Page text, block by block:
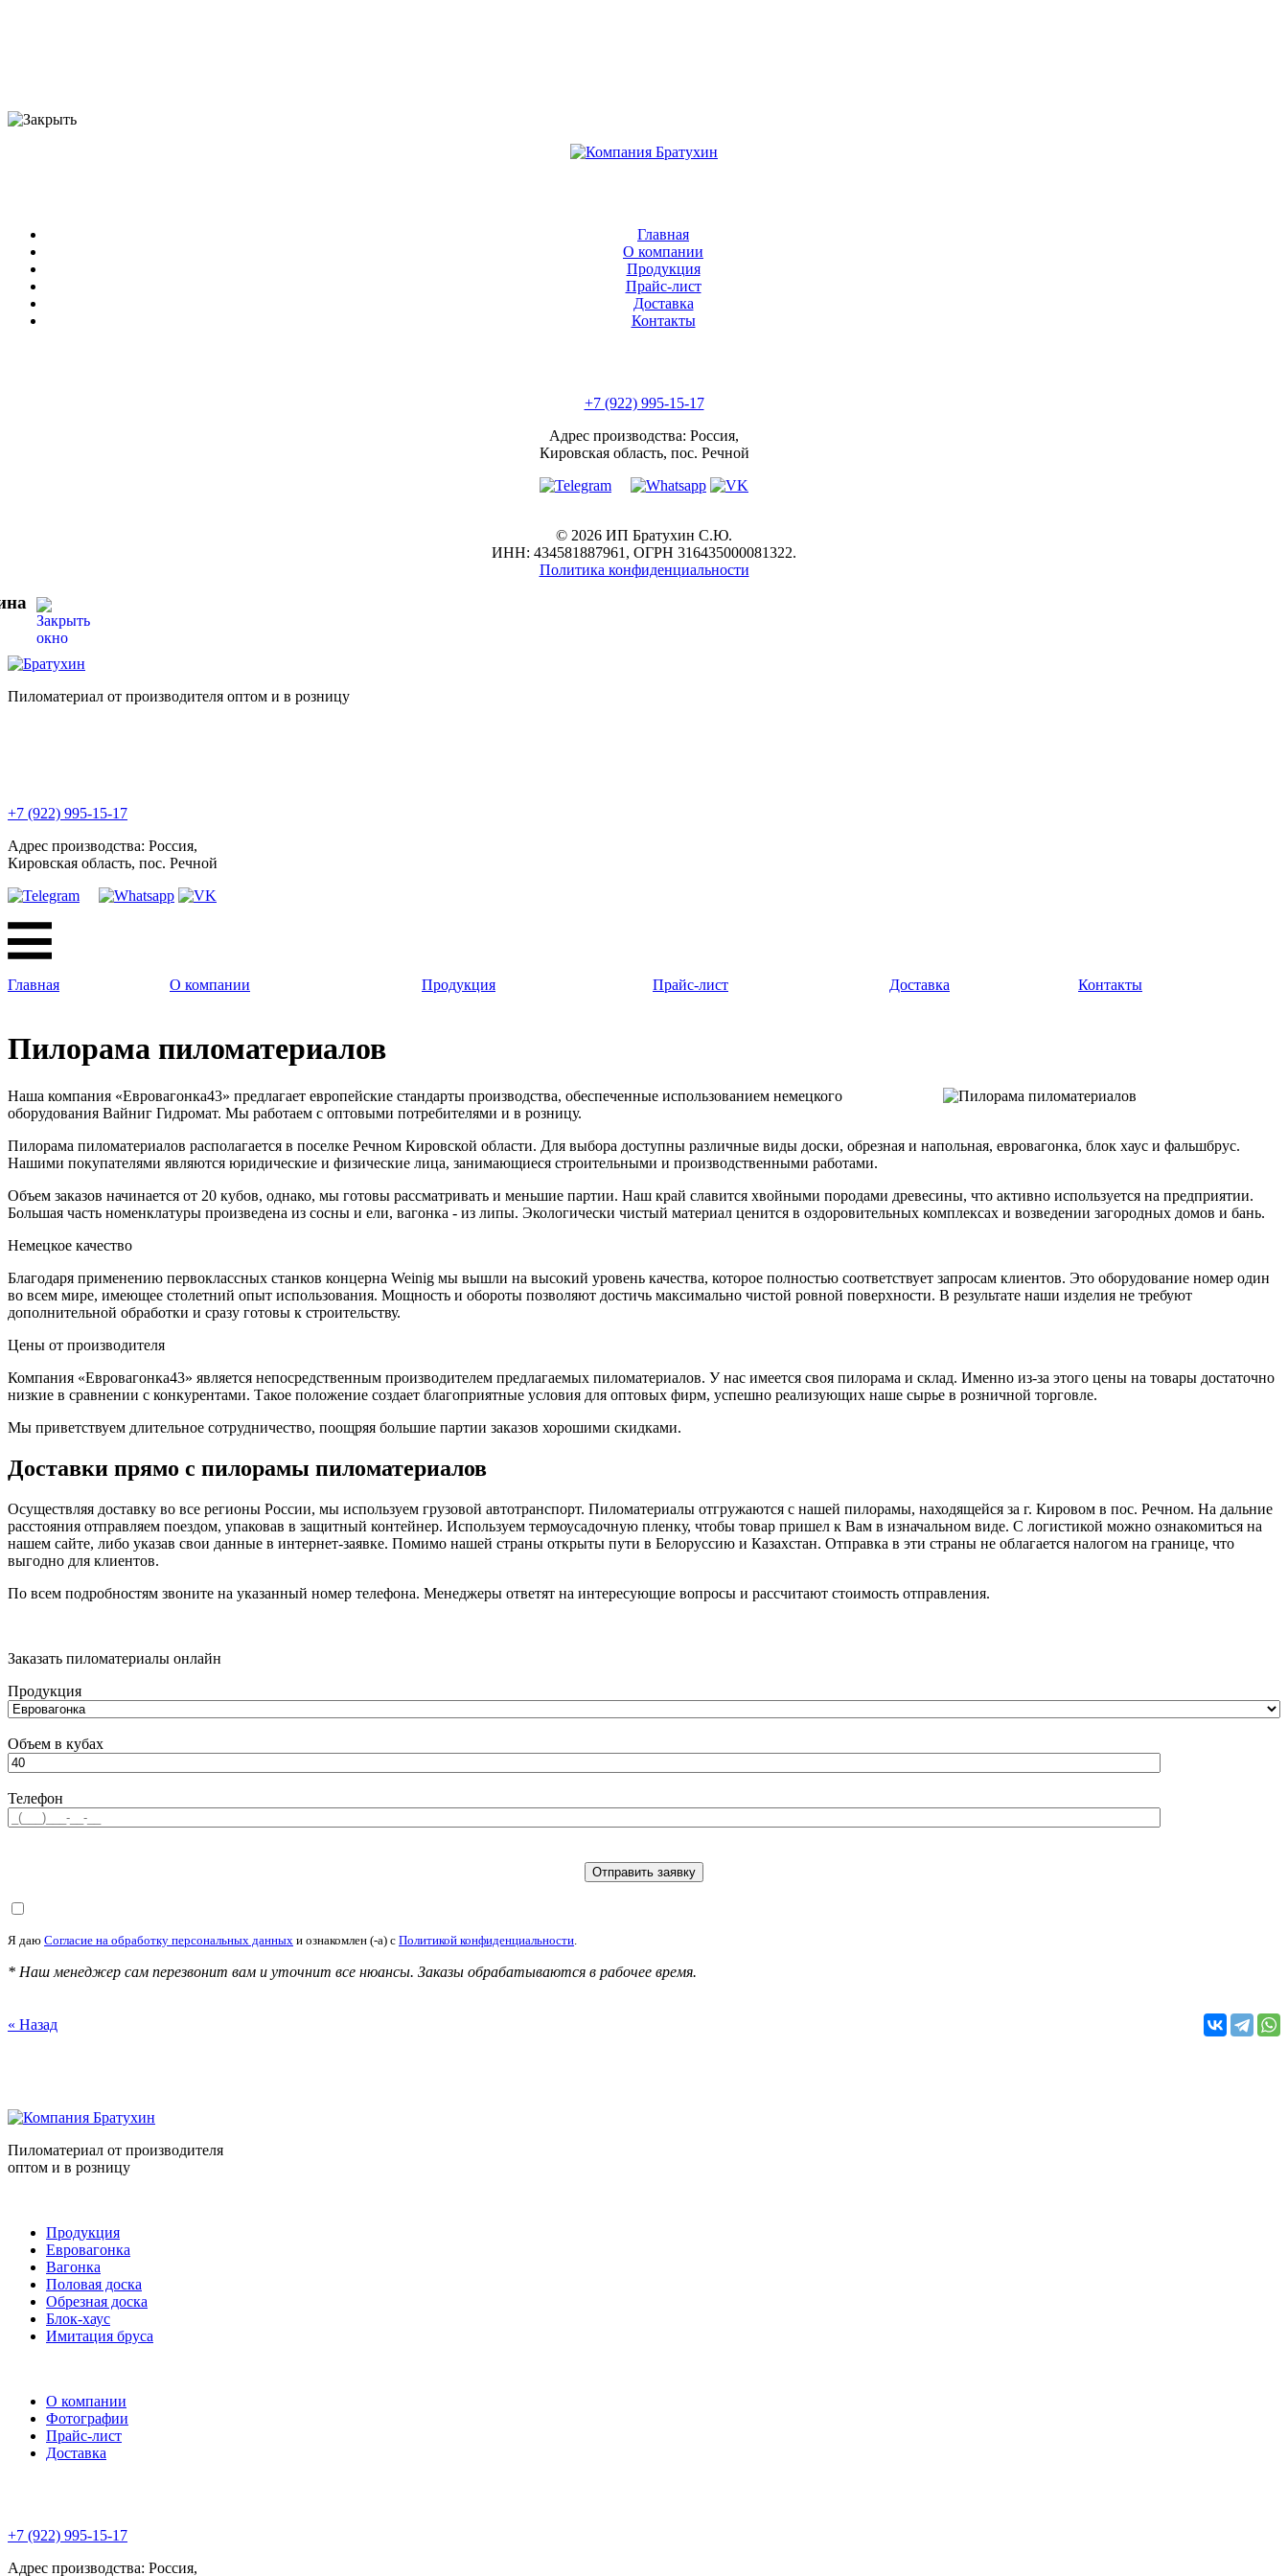
Главная
О компании
Продукция
Прайс-лист
Доставка
Контакты
+7 (922) 995-15-17
Адрес производства: Россия,
Кировская область, пос. Речной
© 2026 ИП Братухин С.Ю.
ИНН: 434581887961, ОГРН 316435000081322.
Политика конфиденциальности
Пиломатериал от производителя оптом и в розницу
+7 (922) 995-15-17
Адрес производства: Россия,
Кировская область, пос. Речной
Главная О компании Продукция Прайс-лист Доставка Контакты
Пилорама пиломатериалов
Наша компания «Евровагонка43» предлагает европейские стандарты производства, обеспеченные использованием немецкого
оборудования Вайниг Гидромат. Мы работаем с оптовыми потребителями и в розницу.
Пилорама пиломатериалов располагается в поселке Речном Кировской области. Для выбора доступны различные виды доски, обрезная и напольная, евровагонка, блок хаус и фальшбрус.
Нашими покупателями являются юридические и физические лица, занимающиеся строительными и производственными работами.
Объем заказов начинается от 20 кубов, однако, мы готовы рассматривать и меньшие партии. Наш край славится хвойными породами древесины, что активно используется на предприятии.
Большая часть номенклатуры произведена из сосны и ели, вагонка - из липы. Экологически чистый материал ценится в оздоровительных комплексах и возведении загородных домов и бань.
Немецкое качество
Благодаря применению первоклассных станков концерна Weinig мы вышли на высокий уровень качества, которое полностью соответствует запросам клиентов. Это оборудование номер один
во всем мире, имеющее столетний опыт использования. Мощность и обороты позволяют достичь максимально чистой ровной поверхности. В результате наши изделия не требуют
дополнительной обработки и сразу готовы к строительству.
Цены от производителя
Компания «Евровагонка43» является непосредственным производителем предлагаемых пиломатериалов. У нас имеется своя пилорама и склад. Именно из-за этого цены на товары достаточно
низкие в сравнении с конкурентами. Такое положение создает благоприятные условия для оптовых фирм, успешно реализующих наше сырье в розничной торговле.
Мы приветствуем длительное сотрудничество, поощряя большие партии заказов хорошими скидками.
Доставки прямо с пилорамы пиломатериалов
Осуществляя доставку во все регионы России, мы используем грузовой автотранспорт. Пиломатериалы отгружаются с нашей пилорамы, находящейся за г. Кировом в пос. Речном. На дальние
расстояния отправляем поездом, упаковав в защитный контейнер. Используем термоусадочную пленку, чтобы товар пришел к Вам в изначальном виде. С логистикой можно ознакомиться на
нашем сайте, либо указав свои данные в интернет-заявке. Помимо нашей страны открыты пути в Белоруссию и Казахстан. Отправка в эти страны не облагается налогом на границе, что
выгодно для клиентов.
По всем подробностям звоните на указанный номер телефона. Менеджеры ответят на интересующие вопросы и рассчитают стоимость отправления.
Заказать пиломатериалы онлайн
Продукция
Объем в кубах
Телефон
Я даю Согласие на обработку персональных данных и ознакомлен (-а) c Политикой конфиденциальности
* Наш менеджер сам перезвонит вам и уточнит все нюансы. Заказы обрабатываются в рабочее время.
« Назад
Пиломатериал от производителя
оптом и в розницу
Продукция
Евровагонка
Вагонка
Половая доска
Обрезная доска
Блок-хаус
Имитация бруса
О компании
Фотографии
Прайс-лист
Доставка
+7 (922) 995-15-17
Адрес производства: Россия,